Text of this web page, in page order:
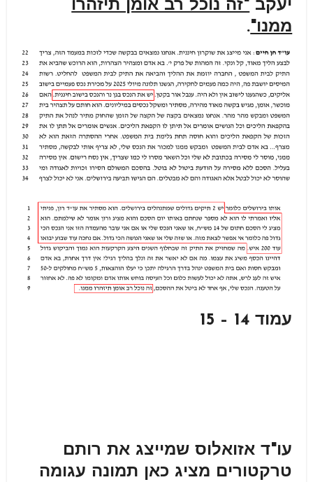
יעקב "זה נוכל רב אומן תיזהרו
ממנו".
עמוד 14 – 15
עו"ד אזואלוס שמייצג את רותם
טרקטורים מציג כאן תמונה עגומה